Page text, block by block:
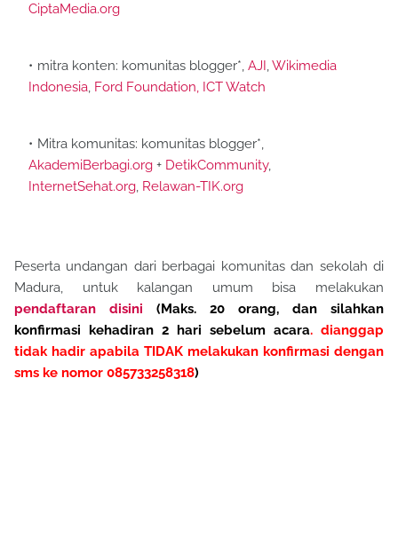
CiptaMedia.org
mitra konten: komunitas blogger*, AJI,Wikimedia
Indonesia, Ford Foundation, ICT Watch
Mitra komunitas: komunitas blogger*,
AkademiBerbagi.org + DetikCommunity,
InternetSehat.org, Relawan-TIK.org
Peserta undangan dari berbagai komunitas dan sekolah di
Madura, untuk kalangan umum bisa melakukan
pendaftaran disini
(Maks. 20 orang, dan silahkan
konfirmasi kehadiran 2 hari sebelum acara. dianggap
tidak hadir apabila TIDAK melakukan konfirmasi dengan
sms ke nomor 085733258318)